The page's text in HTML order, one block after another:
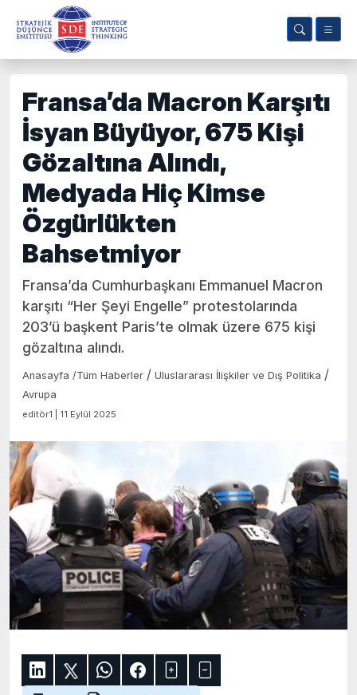
Fransa’da Macron Karşıtı
İsyan Büyüyor, 675 Kişi
Gözaltına Alındı,
Medyada Hiç Kimse
Özgürlükten
Bahsetmiyor
Fransa’da Cumhurbaşkanı Emmanuel Macron
karşıtı “Her Şeyi Engelle” protestolarında
203’ü başkent Paris’te olmak üzere 675 kişi
gözaltına alındı.
Anasayfa /Tüm Haberler / Uluslararası İlişkiler ve Dış Politika /
Avrupa
editör1 | 11 Eylül 2025